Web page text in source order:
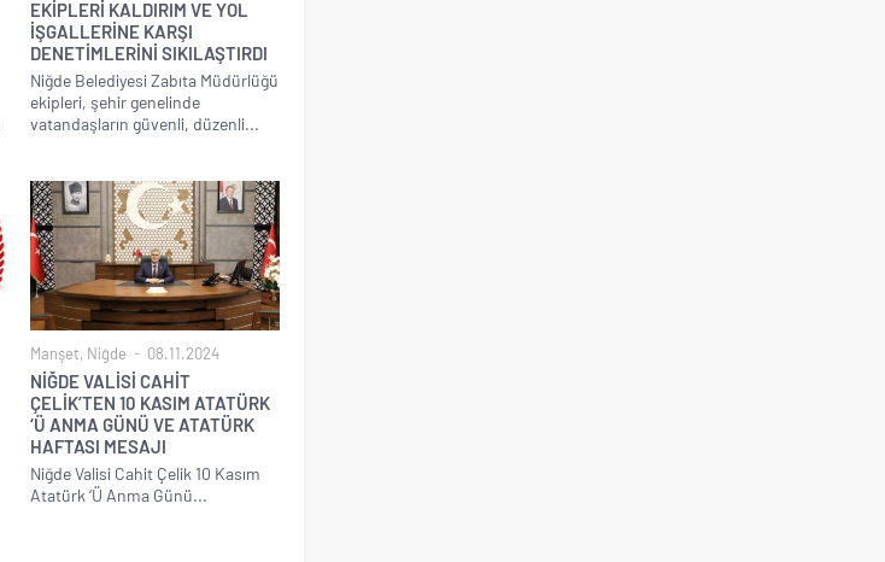
EKİPLERİ KALDIRIM VE YOL
İŞGALLERİNE KARŞI
DENETİMLERİNİ SIKILAŞTIRDI
Niğde Belediyesi Zabıta Müdürlüğü
ekipleri, şehir genelinde
vatandaşların güvenli, düzenli...
Manşet, Niğde 08.11.2024
NİĞDE VALİSİ CAHİT
ÇELİK’TEN 10 KASIM ATATÜRK
‘Ü ANMA GÜNÜ VE ATATÜRK
HAFTASI MESAJI
Niğde Valisi Cahit Çelik 10 Kasım
Atatürk ‘Ü Anma Günü...